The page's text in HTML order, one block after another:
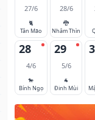
27/6
🐈
Tân Mão
28/6
🐉
Nhâm Thìn
28
4/6
🐎
Bính Ngọ
29
5/6
🐐
Đinh Mùi